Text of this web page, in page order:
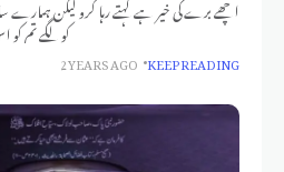
اچھے برے کی خیر ہے کہتے رہا کرو لیکن ہمارے
کو لگے تم
2 YEARS AGO KEEP READING